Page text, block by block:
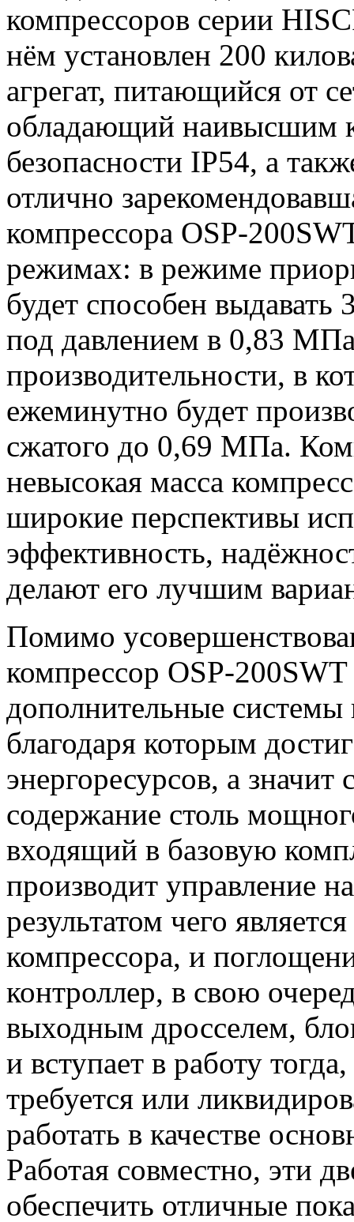
компрессоров серии
нём установлен 200
агрегат, питающийся от
обладающий наивысшим
безопасности IP54, а
отлично
компрессора OSP-
режимах: в режиме
будет способен
под давлением в 0,83
производительности, в
ежеминутно будет
сжатого до 0,69 МПа.
невысокая масса
широкие перспективы
эффективность,
делают его лучшим
Помимо
компрессор OSP-
дополнительные системы
благодаря которым
энергоресурсов, а
содержание столь
входящий в базовую
производит управление
результатом чего
компрессора, и
контроллер, в свою
выходным дросселем,
и вступает в работу
требуется или
работать в качестве
Работая совместно, эти
обеспечить отличные